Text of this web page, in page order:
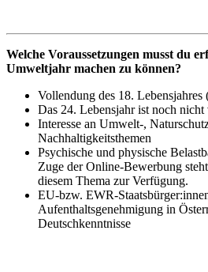
Welche Voraussetzungen musst du
Umweltjahr machen zu können?
Vollendung des 18.
Das 24. Lebensjahr ist noch nicht
Interesse an Umwelt-,
Nachhaltigkeitsthemen
Psychische und physische
Zuge der Online-Bewerbung
diesem Thema zur Verfügung.
EU-bzw. EWR-
Aufenthaltsgenehmigung in
Deutschkenntnisse